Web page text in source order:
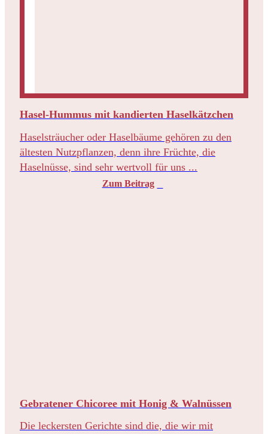
Hasel-Hummus mit kandierten Haselkätzchen
Haselsträucher oder Haselbäume gehören zu den
ältesten Nutzpflanzen, denn ihre Früchte, die
Haselnüsse, sind sehr wertvoll für uns ...
Zum Beitrag
Gebratener Chicoree mit Honig & Walnüssen
Die leckersten Gerichte sind die, die wir mit